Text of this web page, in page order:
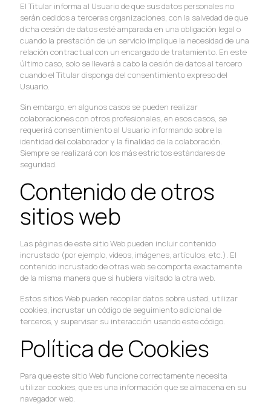
El Titular informa al Usuario de que sus datos personales no
serán cedidos a terceras organizaciones, con la salvedad de que
dicha cesión de datos esté amparada en una obligación legal o
cuando la prestación de un servicio implique la necesidad de una
relación contractual con un encargado de tratamiento. En este
último caso, solo se llevará a cabo la cesión de datos al tercero
cuando el Titular disponga del consentimiento expreso del
Usuario.
Sin embargo, en algunos casos se pueden realizar
colaboraciones con otros profesionales, en esos casos, se
requerirá consentimiento al Usuario informando sobre la
identidad del colaborador y la finalidad de la colaboración.
Siempre se realizará con los más estrictos estándares de
seguridad.
Contenido de otros
sitios web
Las páginas de este sitio Web pueden incluir contenido
incrustado (por ejemplo, vídeos, imágenes, artículos, etc.). El
contenido incrustado de otras web se comporta exactamente
de la misma manera que si hubiera visitado la otra web.
Estos sitios Web pueden recopilar datos sobre usted, utilizar
cookies, incrustar un código de seguimiento adicional de
terceros, y supervisar su interacción usando este código.
Política de Cookies
Para que este sitio Web funcione correctamente necesita
utilizar cookies, que es una información que se almacena en su
navegador web.